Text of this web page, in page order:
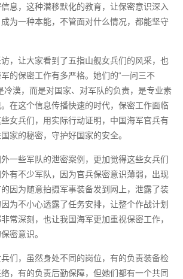
息，这种潜移默化的教育，让保密意识深入
为一种本能，不管面对什么情况，都能坚守
，让大家看到了五指山舰女兵们的风采，也
的保密工作有多严格。她们的“一问三不
冷漠，而是对国家、对军队的负责，是专业素
在这个信息传播快速的时代，保密工作面临
女兵们，用实际行动证明，中国海军官兵有
家的秘密，守护好国家的安全。
一些军队的泄密案例，更加觉得这些女兵们
有不少军队，因为官兵保密意识薄弱，出现
因为随意拍摄军事装备发到网上，泄露了装
为不小心透露了任务安排，让整个作战计划
常深刻，也让我国海军更加重视保密工作，
密意识。
们，虽然身处不同的岗位，有的负责装备检
，有的负责后勤保障，但她们都有一个共同